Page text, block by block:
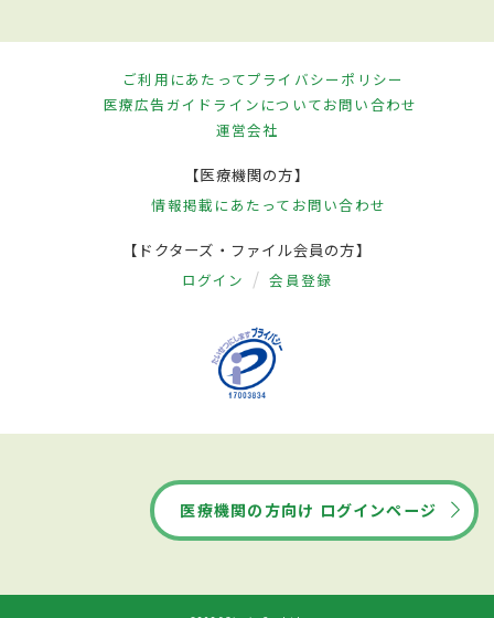
ご利用にあたってプライバシーポリシー
医療広告ガイドラインについてお問い合わせ
運営会社
【医療機関の方】
情報掲載にあたって お問い合わせ
【ドクターズ・ファイル会員の方】
ログイン 会員登録
医療機関の方向け ログインページ